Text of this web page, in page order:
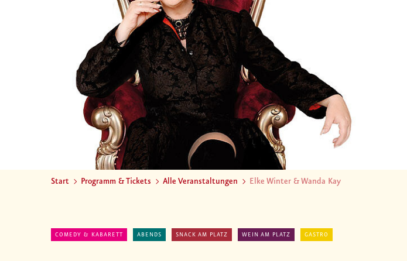
Start Programm & Tickets Alle Veranstaltungen Elke Winter & Wanda Kay
COMEDY & KABARETT ABENDS SNACK AM PLATZ WEIN AM PLATZ GASTRO